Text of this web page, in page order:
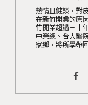
熱情且健談，對
在新竹開業的原
竹開業超過三十
中榮總、台大醫
家鄉，將所學帶
F
a